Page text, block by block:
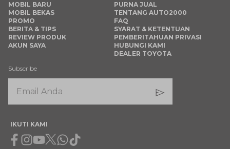
MOBIL BARU
MOBIL BEKAS
PROMO
BERITA & TIPS
REVIEW PRODUK
AKUN SAYA
PURNA JUAL
TENTANG AUTO2000
FAQ
SYARAT & KETENTUAN
PEMBERITAHUAN PRIVASI
HUBUNGI KAMI
DEALER TOYOTA
Subscribe
IKUTI KAMI
Facebook
Instagram
Youtube
X Whatsapp
Tiktok